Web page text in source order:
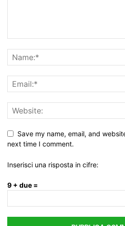
Save my name, email, and
next time I comment.
Inserisci una risposta in cifre:
9 + due =